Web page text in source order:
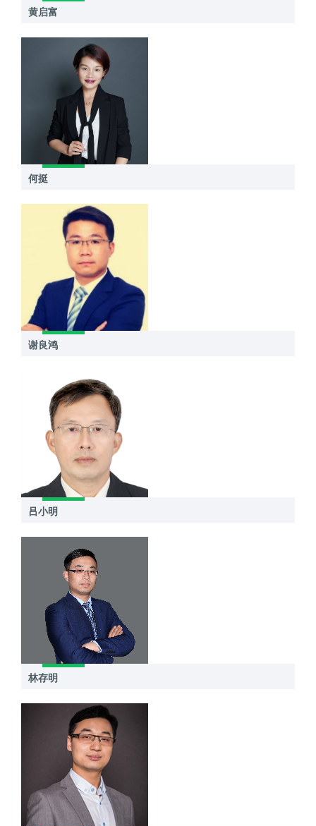
黄启富
何挺
谢良鸿
吕小明
林存明